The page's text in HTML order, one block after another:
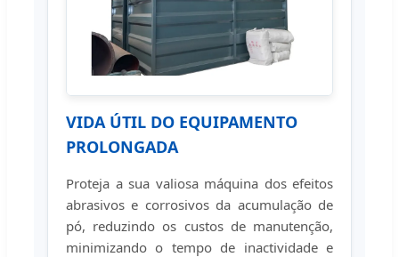
VIDA ÚTIL DO EQUIPAMENTO
PROLONGADA
Proteja a sua valiosa máquina dos efeitos
abrasivos e corrosivos da acumulação de
pó, reduzindo os custos de manutenção,
minimizando o tempo de inactividade e